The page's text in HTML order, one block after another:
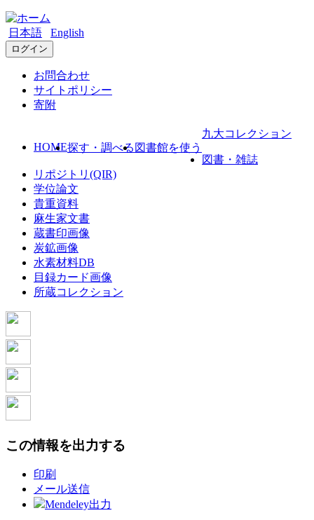
日本語 English
ログイン
お問合わせ
サイトポリシー
寄附
HOME探す・調べる 図書館を使う
九大コレクション
図書・雑誌
リポジトリ(QIR)
学位論文
貴重資料
麻生家文書
蔵書印画像
炭鉱画像
水素材料DB
目録カード画像
所蔵コレクション
この情報を出力する
印刷
メール送信
Mendeley出力